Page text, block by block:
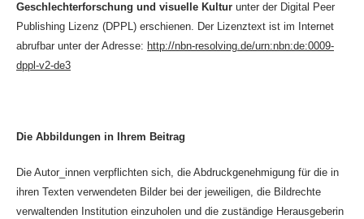
Geschlechterforschung und visuelle Kulturunter der Digital Peer
Publishing Lizenz (DPPL) erschienen. Der Lizenztext ist im Internet
abrufbar unter der Adresse: http://nbn-resolving.de/urn:nbn:de:0009-
dppl-v2-de3
Die Abbildungen in Ihrem Beitrag
Die Autor_innen verpflichten sich, die Abdruckgenehmigung für die in
ihren Texten verwendeten Bilder bei der jeweiligen, die Bildrechte
verwaltenden Institution einzuholen und die zuständige Herausgeberin